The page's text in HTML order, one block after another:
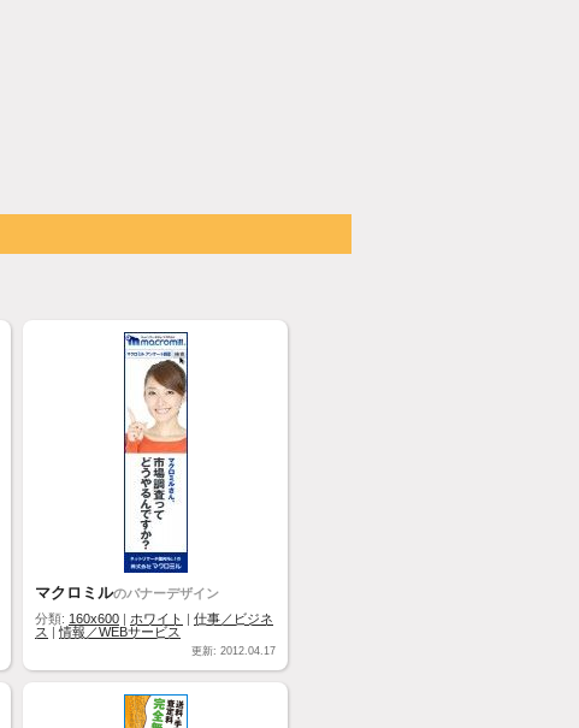
マクロミルのバナーデザイン
分類: 160x600 | ホワイト | 仕事／ビジネ
ス |情報／WEBサービス
更新: 2012.04.17